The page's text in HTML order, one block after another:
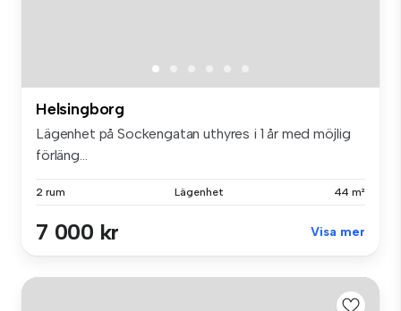
Helsingborg
Lägenhet på Sockengatan uthyres i 1 år med möjlig
förläng...
2 rum Lägenhet 44 m²
7 000 kr Visa mer